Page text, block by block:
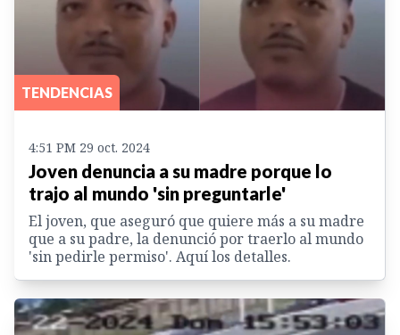
TENDENCIAS
4:51 PM 29 oct. 2024
Joven denuncia a su madre porque lo
trajo al mundo 'sin preguntarle'
El joven, que aseguró que quiere más a su madre
que a su padre, la denunció por traerlo al mundo
'sin pedirle permiso'. Aquí los detalles.